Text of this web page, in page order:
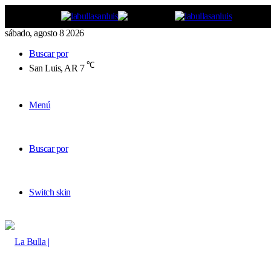
sábado, agosto 8 2026
Buscar por
San Luis, AR 7 ℃
Menú
Buscar por
Switch skin